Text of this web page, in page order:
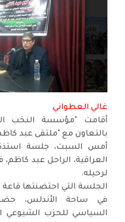
غالي العطواني
أقامت "مؤسسة النخب
بالتعاون مع "ملتقى عبد
أمس السبت، جلسة
لرحيله.
الجلسة التي احتضنتها قاعة
في ساحة الأندلس،
السياسي للحزب الشيوعي